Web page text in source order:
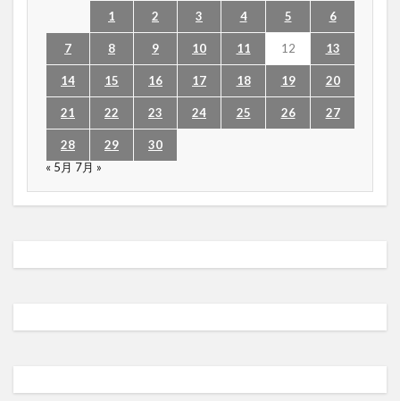
1 2 3 4 5 6
7 8 9 10 11 12 13
14 15 16 17 18 19 20
21 22 23 24 25 26 27
28 29
30
« 5月 7月 »